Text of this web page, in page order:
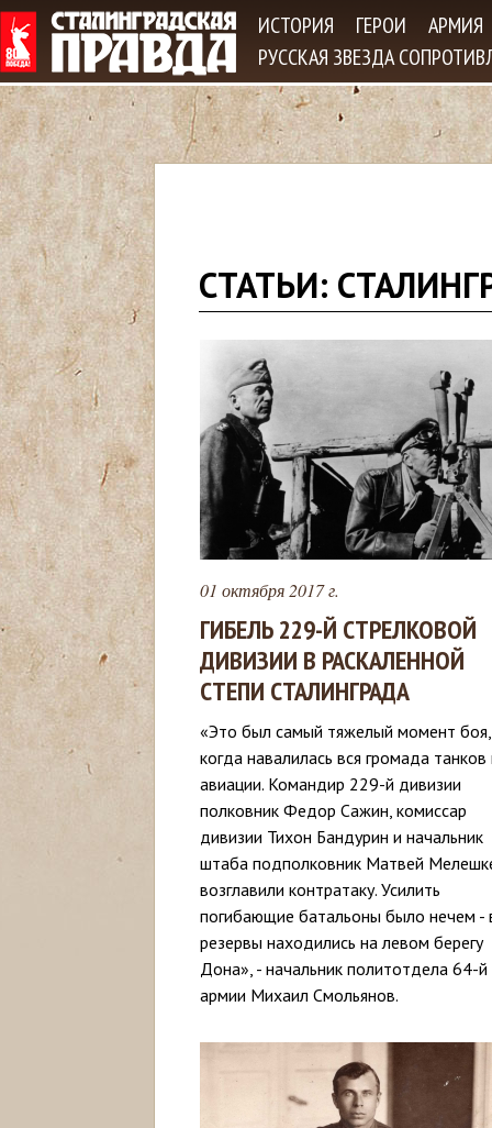
ИСТОРИЯ ГЕРОИ
АРМИЯ
РУССКАЯ ЗВЕЗДА
ы
д
е
с
ь
СТАТЬИ:
01 октября 2017 г.
ГИБЕЛЬ 229-Й СТРЕЛКОВОЙ
ДИВИЗИИ В РАСКАЛЕННОЙ
СТЕПИ СТАЛИНГРАДА
«Это был самый тяжелый момент боя,
когда навалилась вся громада танков
авиации. Командир 229-й дивизии
полковник Федор Сажин, комиссар
дивизии Тихон Бандурин и начальник
штаба подполковник Матвей
возглавили контратаку. Усилить
погибающие батальоны было нечем -
резервы находились на левом берегу
Дона», - начальник политотдела 64-й
армии Михаил Смольянов.